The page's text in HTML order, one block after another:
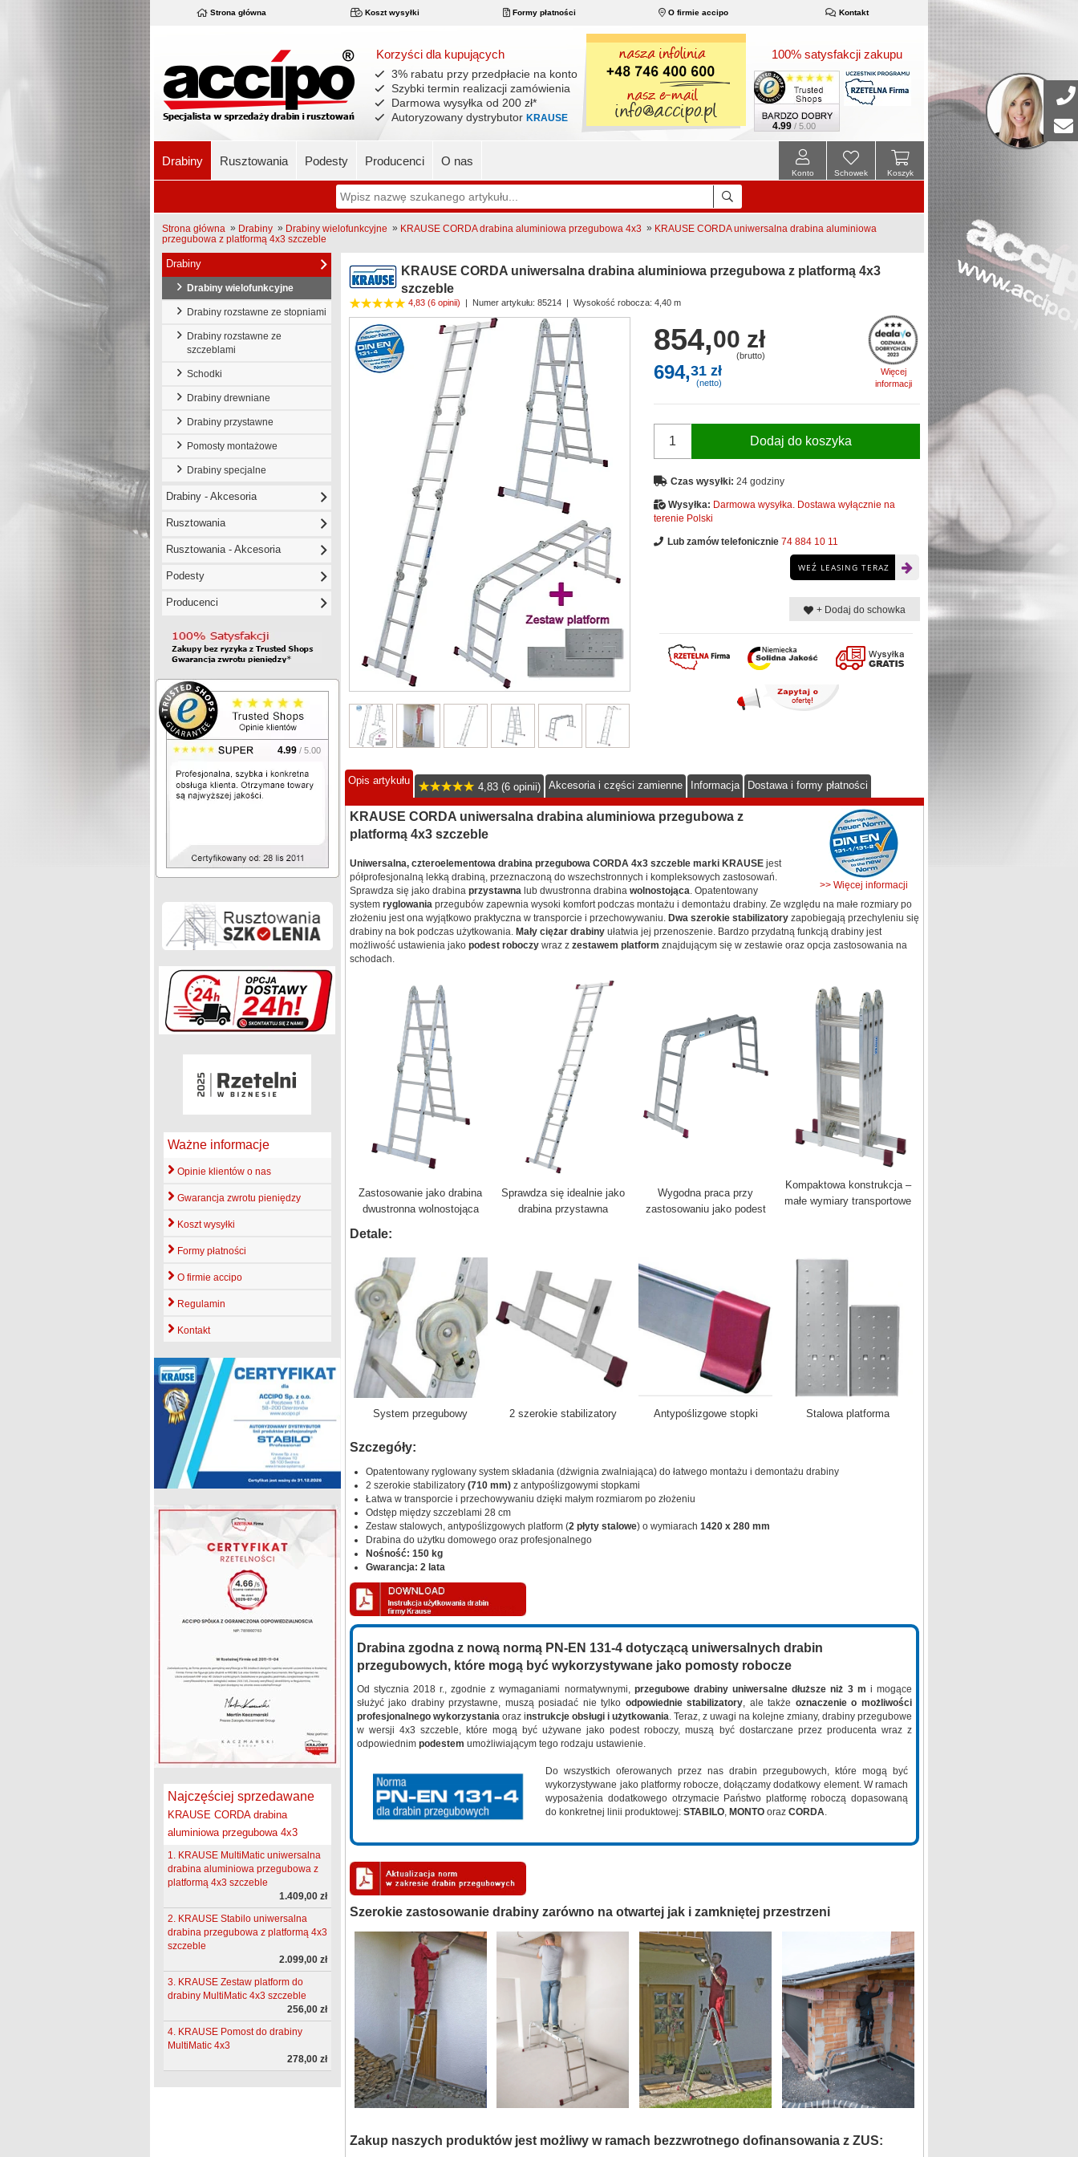
Strona główna Koszt wysyłki Formy płatności O firmie accipo Kontakt
Korzyści dla kupujących
3% rabatu przy przedpłacie na konto
Szybki termin realizacji zamówienia
Darmowa wysyłka od 200 zł*
Autoryzowany dystrybutor KRAUSE
100% satysfakcji zakupu
4.99 / 5.00
Drabiny Rusztowania Podesty Producenci O nas
Koszyk
Schowek
Konto
Strona główna » Drabiny » Drabiny wielofunkcyjne » KRAUSE CORDA drabina aluminiowa przegubowa 4x3 » KRAUSE CORDA uniwersalna drabina aluminiowa
przegubowa z platformą 4x3 szczeble
Drabiny
Drabiny wielofunkcyjne
Drabiny rozstawne ze stopniami
Drabiny rozstawne ze
szczeblami
Schodki
Drabiny drewniane
Drabiny przystawne
Pomosty montażowe
Drabiny specjalne
Drabiny - Akcesoria
Rusztowania
Rusztowania - Akcesoria
Podesty
Producenci
4.99 / 5.00
Ważne informacje
Opinie klientów o nas
Gwarancja zwrotu pieniędzy
Koszt wysyłki
Formy płatności
O firmie accipo
Regulamin
Kontakt
Najczęściej sprzedawane
KRAUSE CORDA drabina
aluminiowa przegubowa 4x3
1. KRAUSE MultiMatic uniwersalna
drabina aluminiowa przegubowa z
platformą 4x3 szczeble
1.409,00 zł
2. KRAUSE Stabilo uniwersalna
drabina przegubowa z platformą 4x3
szczeble
2.099,00 zł
3. KRAUSE Zestaw platform do
drabiny MultiMatic 4x3 szczeble
256,00 zł
4. KRAUSE Pomost do drabiny
MultiMatic 4x3
278,00 zł
KRAUSE CORDA uniwersalna drabina aluminiowa przegubowa z platformą 4x3
szczeble
4,83 (6 opinii) | Numer artykułu: 85214 | Wysokość robocza: 4,40 m
Więcej
informacji
854,00 zł
(brutto)
694,31 zł
(netto)
Dodaj do koszyka
Czas wysyłki: 24 godziny
Wysyłka: Darmowa wysyłka. Dostawa wyłącznie na
terenie Polski
Lub zamów telefonicznie 74 884 10 11
WEŹ LEASING TERAZ
+ Dodaj do schowka
Opis artykułu
4,83 (6 opinii) Akcesoria i części zamienne Informacja Dostawa i formy płatności
>> Więcej informacji
KRAUSE CORDA uniwersalna drabina aluminiowa przegubowa z
platformą 4x3 szczeble
Uniwersalna, czteroelementowa drabina przegubowa CORDA 4x3 szczeble marki KRAUSE jest
półprofesjonalną lekką drabiną, przeznaczoną do wszechstronnych i kompleksowych zastosowań.
Sprawdza się jako drabina przystawnalub dwustronna drabina wolnostojąca. Opatentowany
system ryglowaniaprzegubów zapewnia wysoki komfort podczas montażu i demontażu drabiny. Ze względu na małe rozmiary po
złożeniu jest ona wyjątkowo praktyczna w transporcie i przechowywaniu. Dwa szerokie stabilizatoryzapobiegają przechyleniu się
drabiny na bok podczas użytkowania.Mały ciężar drabinyułatwia jej przenoszenie. Bardzo przydatną funkcją drabiny jest
możliwość ustawienia jako podest roboczywraz z zestawem platform znajdującym się w zestawie oraz opcja zastosowania na
schodach.
Zastosowanie jako drabina
dwustronna wolnostojąca
Sprawdza się idealnie jako
drabina przystawna
Wygodna praca przy
zastosowaniu jako podest
Kompaktowa konstrukcja –
małe wymiary transportowe
Detale:
System przegubowy 2 szerokie stabilizatory Antypoślizgowe stopki Stalowa platforma
Szczegóły:
Opatentowany ryglowany system składania (dżwignia zwalniająca) do łatwego montażu i demontażu drabiny
2 szerokie stabilizatory (710 mm)z antypoślizgowymi stopkami
Łatwa w transporcie i przechowywaniu dzięki małym rozmiarom po złożeniu
Odstęp między szczeblami 28 cm
Zestaw stalowych, antypoślizgowych platform (2 płyty stalowe) o wymiarach 1420 x 280 mm
Drabina do użytku domowego oraz profesjonalnego
Nośność: 150 kg
Gwarancja: 2 lata
Drabina zgodna z nową normą PN-EN 131-4 dotyczącą uniwersalnych drabin
przegubowych, które mogą być wykorzystywane jako pomosty robocze
Od stycznia 2018 r., zgodnie z wymaganiami normatywnymi, przegubowe drabiny uniwersalne dłuższe niż 3 m i mogące
służyć jako drabiny przystawne, muszą posiadać nie tylko odpowiednie stabilizatory, ale także oznaczenie o możliwości
profesjonalnego wykorzystaniaoraz instrukcje obsługi i użytkowania. Teraz, z uwagi na kolejne zmiany, drabiny przegubowe
w wersji 4x3 szczeble, które mogą być używane jako podest roboczy, muszą być dostarczane przez producenta wraz z
odpowiednimpodestem umożliwiającym tego rodzaju ustawienie.
Do wszystkich oferowanych przez nas drabin przegubowych, które mogą być
wykorzystywane jako platformy robocze, dołączamy dodatkowy element. W ramach
wyposażenia dodatkowego otrzymacie Państwo platformę roboczą dopasowaną
do konkretnej linii produktowej:STABILO, MONTO orazCORDA.
Szerokie zastosowanie drabiny zarówno na otwartej jak i zamkniętej przestrzeni
Zakup naszych produktów jest możliwy w ramach bezzwrotnego dofinansowania z ZUS: